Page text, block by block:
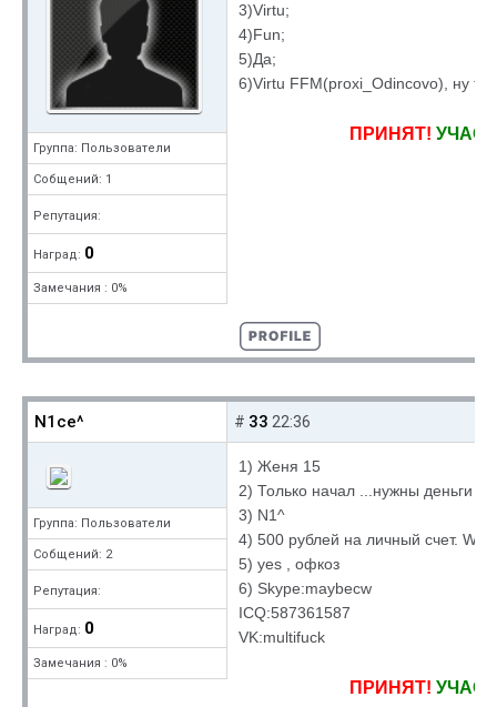
Группа: Пользователи
Собщений: 1
Репутация:
Наград: 0
Замечания : 0%
3)Virtu;
4)Fun;
5)Да;
6)Virtu FFM(proxi_Odincovo), ну
ПРИНЯТ!
N1ce^
Группа: Пользователи
Собщений: 2
Репутация:
Наград: 0
Замечания : 0%
# 33 22:36
1) Женя 15
2) Только начал ...нужны деньги
3) N1^
4) 500 рублей на личный счет.
5) yes , офкоз
6) Skype:maybecw
ICQ:587361587
VK:multifuck
ПРИНЯТ!